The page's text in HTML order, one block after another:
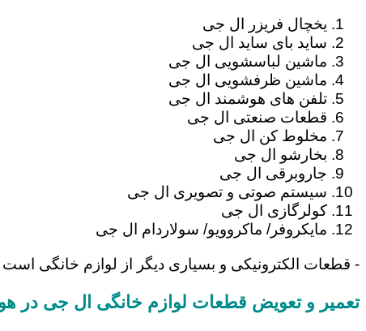
یخچال فریزر ال جی
ساید بای ساید ال جی
ماشین لباسشویی ال جی
ماشین ظرفشویی ال جی
تلفن های هوشمند ال جی
قطعات صنعتی ال جی
مخلوط کن ال جی
بخارشو ال جی
جاروبرقی ال جی
سیستم صوتی و تصویری ال جی
کولرگازی ال جی
مایکروفر/ ماکروویو/ سولاردام ال جی
- قطعات الکترونیکی و بسیاری دیگر از لوازم خانگی
تعمیر و تعویض قطعات لوازم خانگی ال جی در